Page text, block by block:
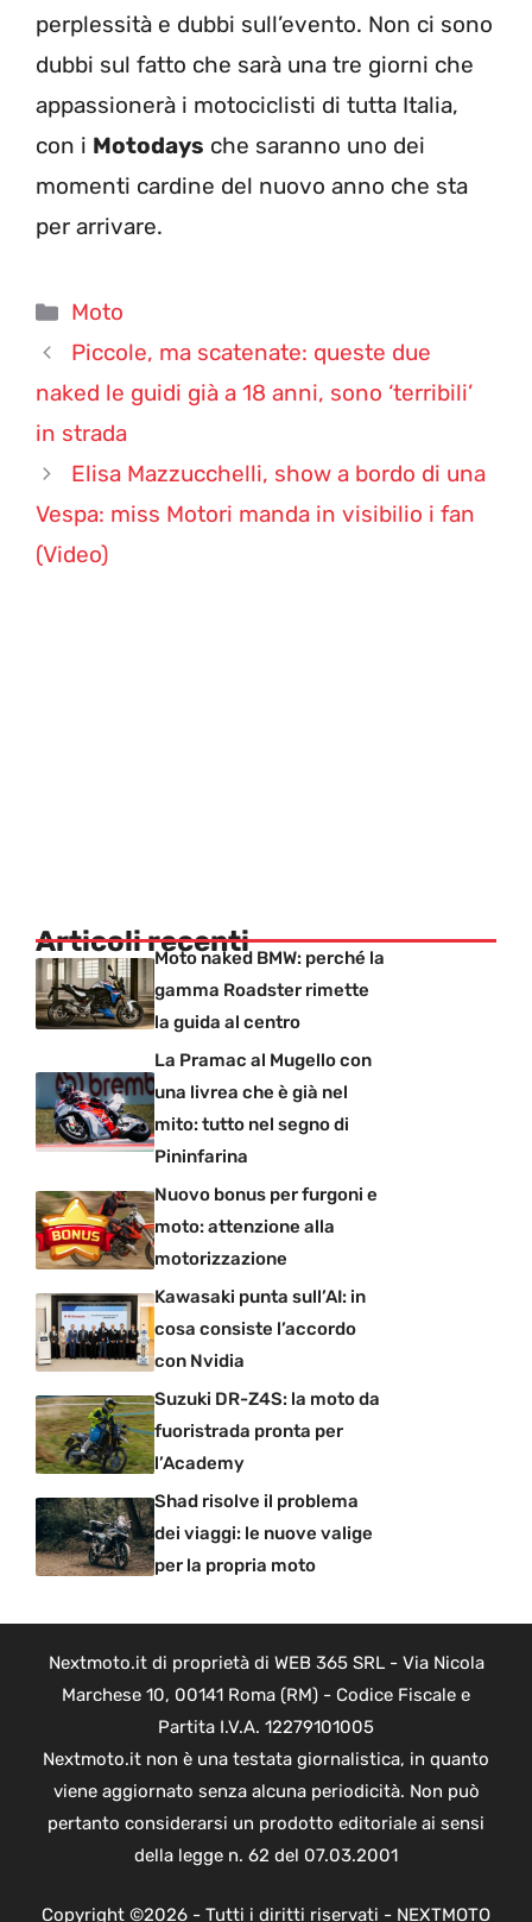
perplessità e dubbi sull’evento. Non ci sono
dubbi sul fatto che sarà una tre giorni che
appassionerà i motociclisti di tutta Italia,
con i Motodays che saranno uno dei
momenti cardine del nuovo anno che sta
per arrivare.
Categorie
Moto
Piccole, ma scatenate: queste due
naked le guidi già a 18 anni, sono ‘terribili’
in strada
Elisa Mazzucchelli, show a bordo di una
Vespa: miss Motori manda in visibilio i fan
(Video)
Articoli recentiMoto naked BMW: perché la
gamma Roadster rimette
la guida al centro
La Pramac al Mugello con
una livrea che è già nel
mito: tutto nel segno di
Pininfarina
Nuovo bonus per furgoni e
moto: attenzione alla
motorizzazione
Kawasaki punta sull’AI: in
cosa consiste l’accordo
con Nvidia
Suzuki DR-Z4S: la moto da
fuoristrada pronta per
l’Academy
Shad risolve il problema
dei viaggi: le nuove valige
per la propria moto
Nextmoto.it di proprietà di WEB 365 SRL - Via Nicola
Marchese 10, 00141 Roma (RM) - Codice Fiscale e
Partita I.V.A. 12279101005
Nextmoto.it non è una testata giornalistica, in quanto
viene aggiornato senza alcuna periodicità. Non può
pertanto considerarsi un prodotto editoriale ai sensi
della legge n. 62 del 07.03.2001
Copyright ©2026 - Tutti i diritti riservati - NEXTMOTO